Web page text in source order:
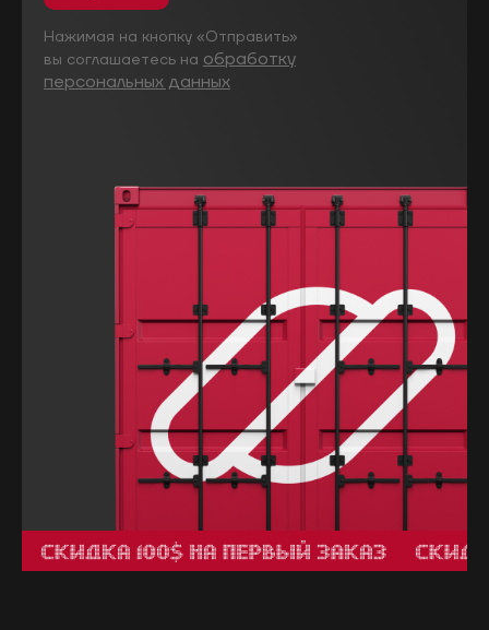
Нажимая на кнопку «Отправить»
вы соглашаетесь на обработку
персональных данных